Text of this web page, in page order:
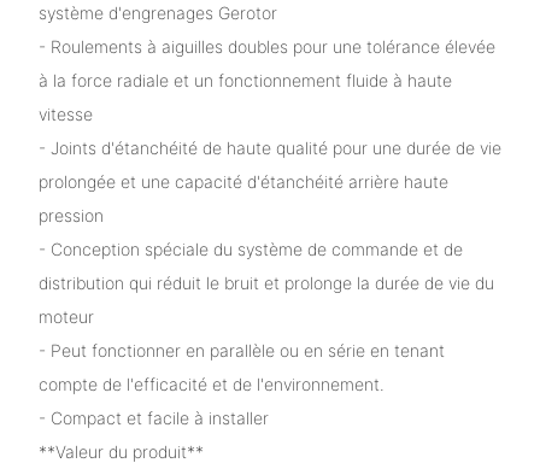
système d'engrenages Gerotor
- Roulements à aiguilles doubles pour une tolérance élevée
à la force radiale et un fonctionnement fluide à haute
vitesse
- Joints d'étanchéité de haute qualité pour une durée de vie
prolongée et une capacité d'étanchéité arrière haute
pression
- Conception spéciale du système de commande et de
distribution qui réduit le bruit et prolonge la durée de vie du
moteur
- Peut fonctionner en parallèle ou en série en tenant
compte de l'efficacité et de l'environnement.
- Compact et facile à installer
**Valeur du produit**